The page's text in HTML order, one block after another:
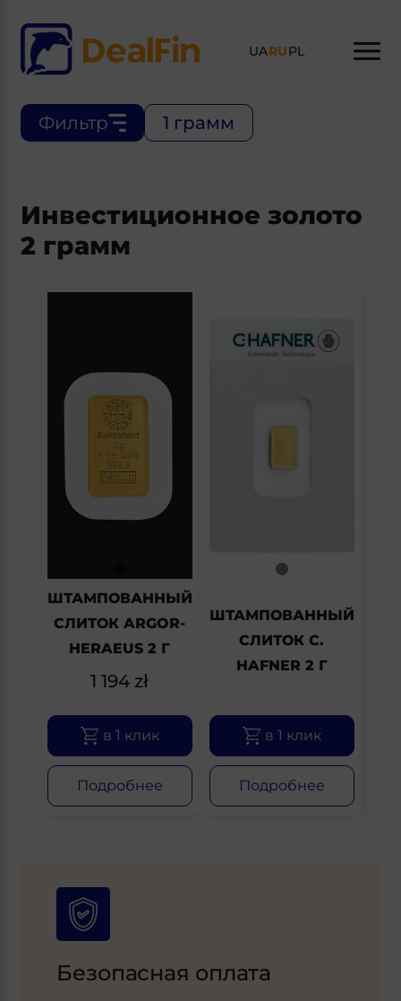
UARUPL
Фильтр 1 грамм
Инвестиционное золото
2 грамм
ШТАМПОВАННЫЙ
СЛИТОК ARGOR-
HERAEUS 2 Г
1 194 zł
в 1 клик
Подробнее
ШТАМПОВАННЫЙ
СЛИТОК C.
HAFNER 2 Г
в 1 клик
Подробнее
Безопасная оплата